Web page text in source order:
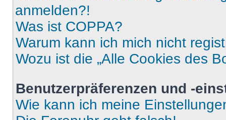
anmelden?!
Was ist COPPA?
Warum kann ich mich nicht
Wozu ist die „Alle Cookies des
Benutzerpräferenzen und -
Wie kann ich meine